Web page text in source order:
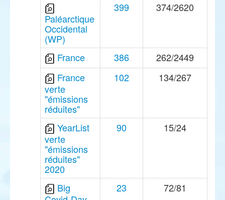
Paléarctique
Occidental
(WP)
399 374/2620
France 386
262/2449
France
verte
"émissions
réduites"
102 134/267
YearList
verte
"émissions
réduites"
2020
90 15/24
Big
23 72/81